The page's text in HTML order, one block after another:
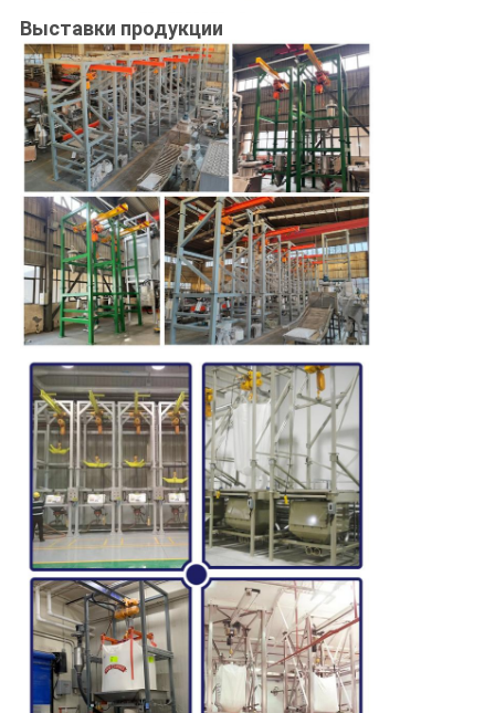
Выставки продукции